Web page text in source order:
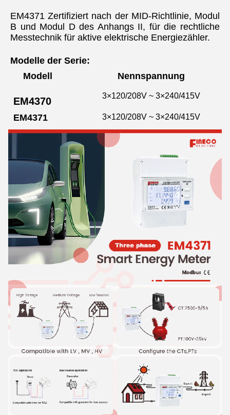
EM4371 Zertifiziert nach der MID-Richtlinie, Modul
B und Modul D des Anhangs II, für die rechtliche
Messtechnik für aktive elektrische Energiezähler.
Modelle der Serie:
Modell
Nennspannung
EM4370 3×120/208V ~ 3×240/415V
EM4371 3×120/208V ~ 3×240/415V